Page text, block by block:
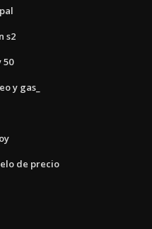
s2
50
y gas_
de precio